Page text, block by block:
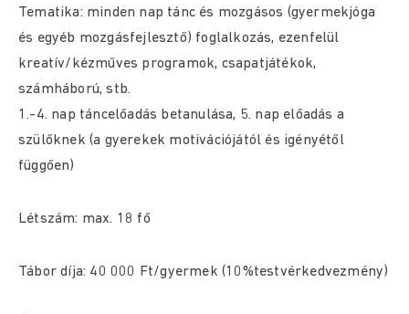
Tematika: minden nap tánc és mozgásos (gyermekjóga
és egyéb mozgásfejlesztő) foglalkozás, ezenfelül
kreatív/kézműves programok, csapatjátékok,
számháború, stb.
1.-4. nap táncelőadás betanulása, 5. nap előadás a
szülőknek (a gyerekek motivációjától és igényétől
függően)
Létszám: max. 18 fő
Tábor díja: 40 000 Ft/gyermek (10%testvérkedvezmény)